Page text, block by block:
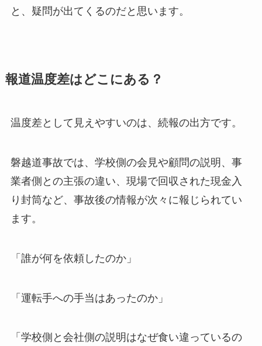
と、疑問が出てくるのだと思います。
報道温度差はどこにある？
温度差として見えやすいのは、続報の出方です。
磐越道事故では、学校側の会見や顧問の説明、事
業者側との主張の違い、現場で回収された現金入
り封筒など、事故後の情報が次々に報じられてい
ます。
「誰が何を依頼したのか」
「運転手への手当はあったのか」
「学校側と会社側の説明はなぜ食い違っているの